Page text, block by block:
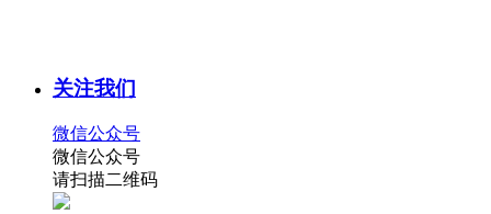
关注我们
微信公众号
微信公众号
请扫描二维码